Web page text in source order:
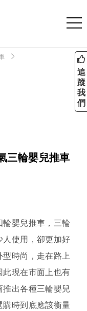
三輪嬰兒推車
輪嬰兒推車，三輪
人使用，卻更加好
型時尚，走在路上
此現在市面上也有
推出各種三輪嬰兒
購時到底應該衡量
追
蹤
我
們